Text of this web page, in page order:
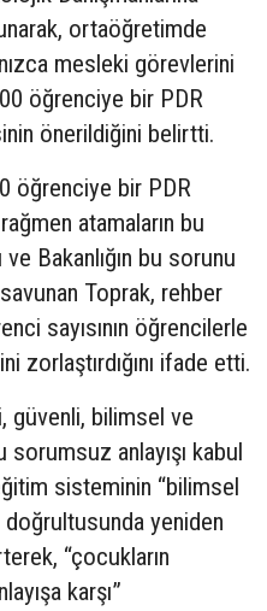
ortaöğretimde
mesleki görevlerini
öğrenciye bir PDR
önerildiğini belirtti.
öğrenciye bir PDR
atamaların bu
ve Bakanlığın bu sorunu
Toprak, rehber
sayısının öğrencilerle
zorlaştırdığını ifade etti.
güvenli, bilimsel ve
anlayışı kabul
sisteminin “bilimsel
yeniden
“çocukların
karşı”